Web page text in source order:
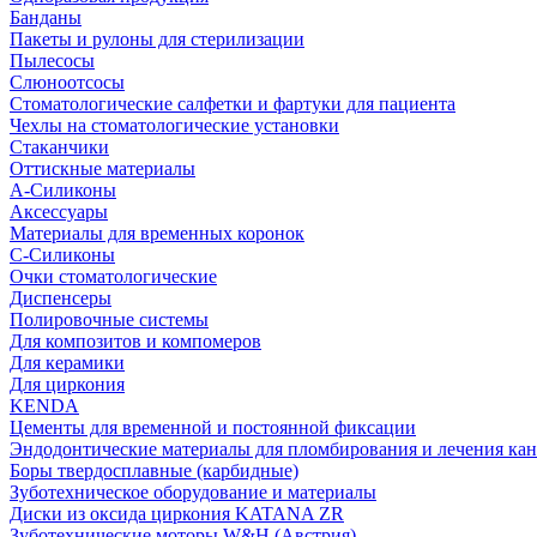
Банданы
Пакеты и рулоны для стерилизации
Пылесосы
Слюноотсосы
Стоматологические салфетки и фартуки для пациента
Чехлы на стоматологические установки
Стаканчики
Оттискные материалы
А-Силиконы
Аксессуары
Материалы для временных коронок
С-Силиконы
Очки стоматологические
Диспенсеры
Полировочные системы
Для композитов и компомеров
Для керамики
Для циркония
KENDA
Цементы для временной и постоянной фиксации
Эндодонтические материалы для пломбирования и лечения
Боры твердосплавные (карбидные)
Зуботехническое оборудование и материалы
Диски из оксида циркония KATANA ZR